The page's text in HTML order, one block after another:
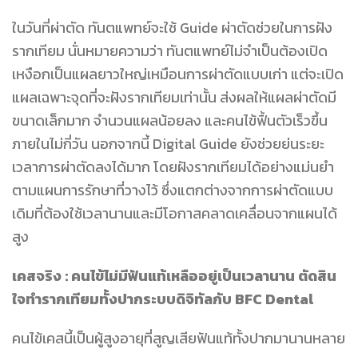
ในวันที่ผ่าตัด ทันตแพทย์จะใช้ Guide ผ่าตัดช่วยในการฝัง
รากเทียม นั่นหมายความว่า ทันตแพทย์ไม่จำเป็นต้องเปิด
เหงือกเป็นแผลยาวใหญ่เหมือนการผ่าตัดแบบเก่า แต่จะเปิด
แผลเฉพาะจุดที่จะฝังรากเทียมเท่านั้น ส่งผลให้แผลผ่าตัดมี
ขนาดเล็กมาก จำนวนแผลน้อยลง และคนไข้ฟื้นตัวเร็วขึ้น
ภายในไม่กี่วัน นอกจากนี้ Digital Guide ยังช่วยย่นระยะ
เวลาการผ่าตัดลงได้มาก โดยฝังรากเทียมได้อย่างแม่นยำ
ตามแผนการรักษาที่วางไว้ ซึ่งแตกต่างจากการผ่าตัดแบบ
เดิมที่ต้องใช้เวลานานและมีโอกาสคลาดเคลื่อนจากแผนได้
สูง
เคสจริง : คนไข้ไม่มีฟันแท้เหลืออยู่เป็นเวลานาน ตัดสิน
ใจทำรากเทียมทั้งปากระบบดิจิทัลกับ BFC Dental
คนไข้เคสนี้เป็นผู้สูงอายุที่สูญเสียฟันแท้ทั้งปากมานานหลาย